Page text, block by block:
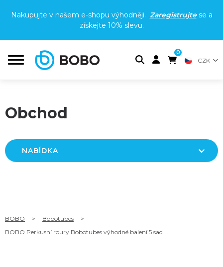
Nakupujte v našem e-shopu výhodněji. Zaregistrujtese a
získejte 10% slevu.
0
CZK
Obchod
NABÍDKA
BOBO > Bobotubes
>
BOBO Perkusní roury Bobotubes výhodné balení 5 sad